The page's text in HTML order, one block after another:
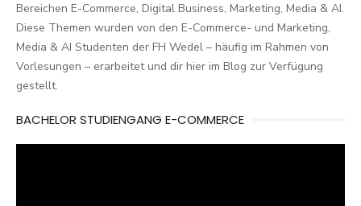
Bereichen E-Commerce, Digital Business, Marketing, Media & AI.
Diese Themen wurden von den E-Commerce- und Marketing,
Media & AI Studenten der FH Wedel – häufig im Rahmen von
Vorlesungen – erarbeitet und dir hier im Blog zur Verfügung
gestellt.
BACHELOR STUDIENGANG E-COMMERCE